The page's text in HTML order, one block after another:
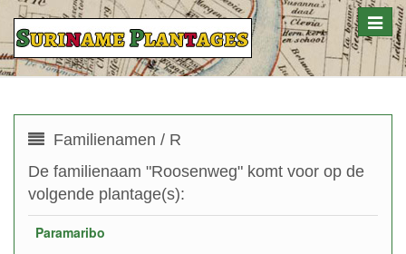
Toggle
Familienamen / R
De familienaam "Roosenweg" komt voor op de
volgende plantage(s):
Paramaribo